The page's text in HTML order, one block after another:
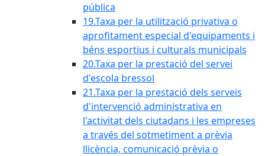
pública
19.Taxa per la utilització privativa o
aprofitament especial d'equipaments i
béns esportius i culturals municipals
20.Taxa per la prestació del servei
d'escola bressol
21.Taxa per la prestació dels serveis
d'intervenció administrativa en
l'activitat dels ciutadans i les empreses
a través del sotmetiment a prèvia
llicència, comunicació prèvia o